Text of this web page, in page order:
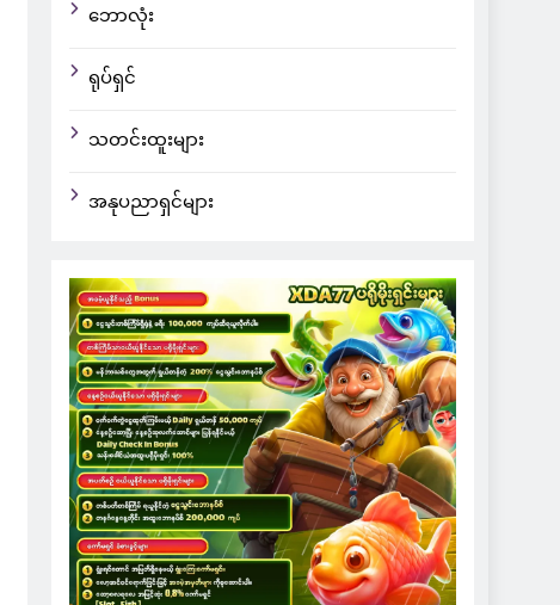
ဘောလုံး
ရုပ်ရှင်
သတင်းထူးများ
အနုပညာရှင်များ